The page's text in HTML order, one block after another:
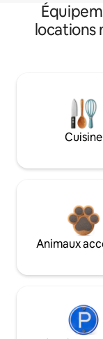
locations
Cuisine
Animaux